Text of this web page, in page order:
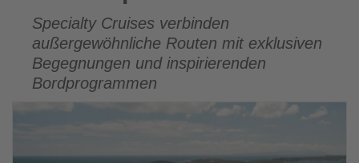
Tourismus
los
ist!
Specialty Cruises verbinden
außergewöhnliche Routen mit exklusiven
Begegnungen und inspirierenden
Bordprogrammen